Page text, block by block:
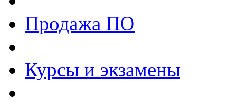
Продажа ПО
Курсы и экзамены